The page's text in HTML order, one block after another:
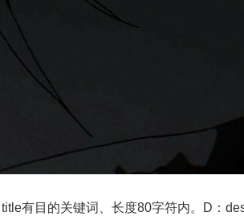
有目的关键词、长度80字符内。D：